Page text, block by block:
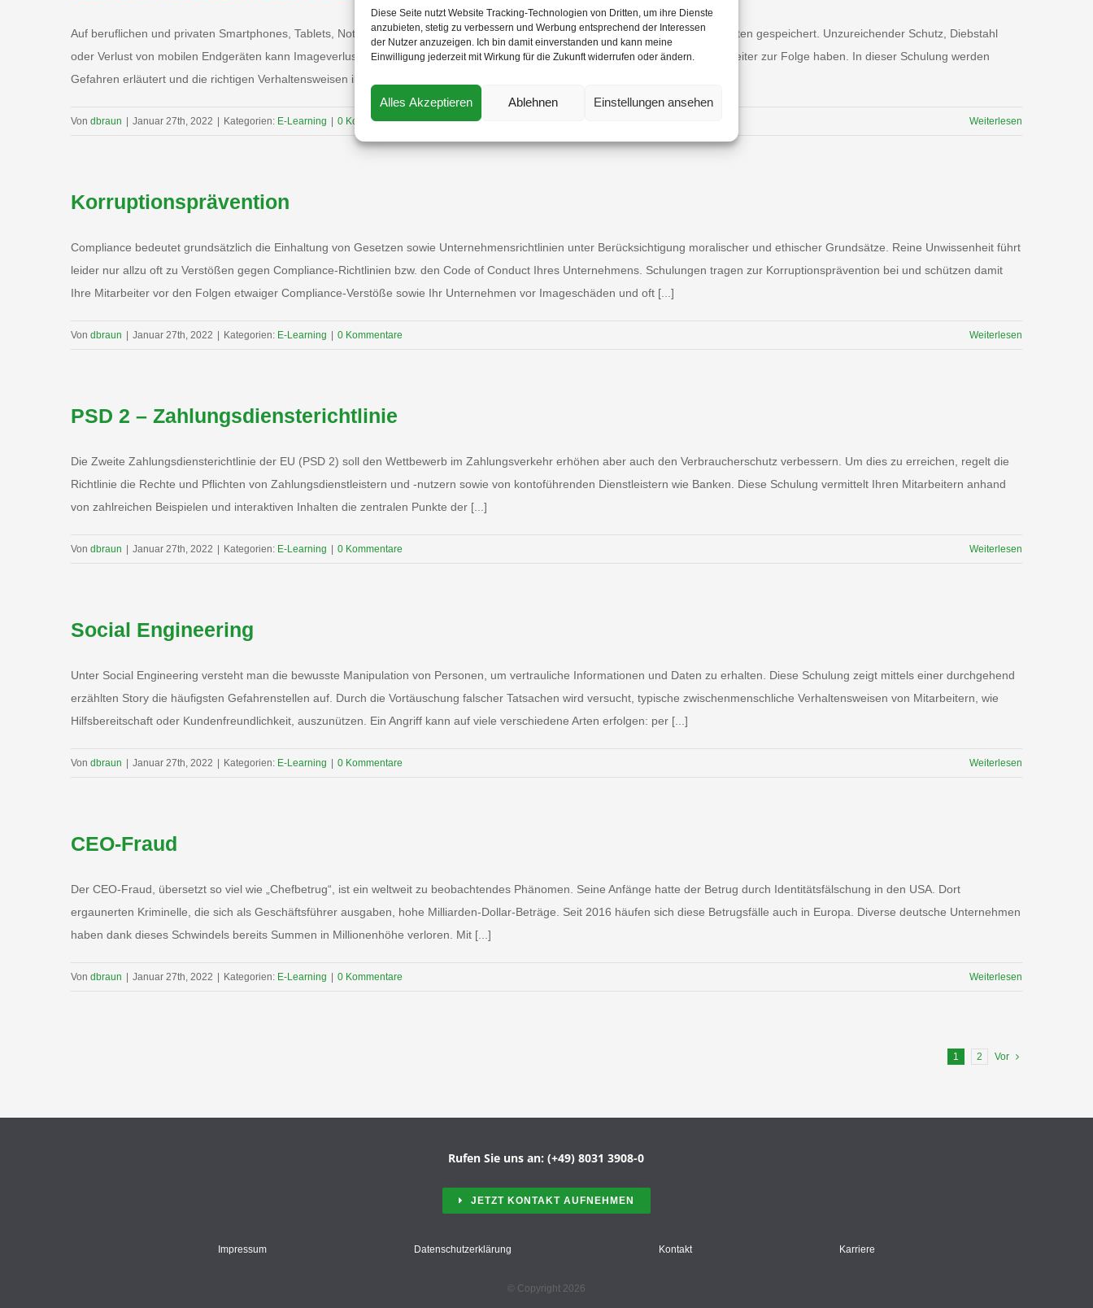
Diese Seite nutzt Website Tracking-Technologien von Dritten, um ihre Dienste
anzubieten, stetig zu verbessern und Werbung entsprechend der Interessen
der Nutzer anzuzeigen. Ich bin damit einverstanden und kann meine
Einwilligung jederzeit mit Wirkung für die Zukunft widerrufen oder ändern.
Alles Akzeptieren Ablehnen Einstellungen ansehen
Auf beruflichen und privaten Smartphones, Tablets, Notebooks etc. sind meist wichtige und sensible Informationen und Kundendaten gespeichert. Unzureichender Schutz, Diebstahl
oder Verlust von mobilen Endgeräten kann Imageverluste sowie gesetzliche Konsequenzen für Ihr Unternehmen oder Ihre Mitarbeiter zur Folge haben. In dieser Schulung werden
Gefahren erläutert und die richtigen Verhaltensweisen im Umgang mit portablen IT-Geräten trainiert. [...]
Von dbraun Januar 27th, 2022 Kategorien: E-Learning 0 Kommentare Weiterlesen
Korruptionsprävention
Compliance bedeutet grundsätzlich die Einhaltung von Gesetzen sowie Unternehmensrichtlinien unter Berücksichtigung moralischer und ethischer Grundsätze. Reine Unwissenheit führt
leider nur allzu oft zu Verstößen gegen Compliance-Richtlinien bzw. den Code of Conduct Ihres Unternehmens. Schulungen tragen zur Korruptionsprävention bei und schützen damit
Ihre Mitarbeiter vor den Folgen etwaiger Compliance-Verstöße sowie Ihr Unternehmen vor Imageschäden und oft [...]
Von dbraun Januar 27th, 2022 Kategorien: E-Learning 0 Kommentare Weiterlesen
PSD 2 – Zahlungsdiensterichtlinie
Die Zweite Zahlungsdiensterichtlinie der EU (PSD 2) soll den Wettbewerb im Zahlungsverkehr erhöhen aber auch den Verbraucherschutz verbessern. Um dies zu erreichen, regelt die
Richtlinie die Rechte und Pflichten von Zahlungsdienstleistern und -nutzern sowie von kontoführenden Dienstleistern wie Banken. Diese Schulung vermittelt Ihren Mitarbeitern anhand
von zahlreichen Beispielen und interaktiven Inhalten die zentralen Punkte der [...]
Von dbraun Januar 27th, 2022 Kategorien: E-Learning 0 Kommentare Weiterlesen
Social Engineering
Unter Social Engineering versteht man die bewusste Manipulation von Personen, um vertrauliche Informationen und Daten zu erhalten. Diese Schulung zeigt mittels einer durchgehend
erzählten Story die häufigsten Gefahrenstellen auf. Durch die Vortäuschung falscher Tatsachen wird versucht, typische zwischenmenschliche Verhaltensweisen von Mitarbeitern, wie
Hilfsbereitschaft oder Kundenfreundlichkeit, auszunützen. Ein Angriff kann auf viele verschiedene Arten erfolgen: per [...]
Von dbraun Januar 27th, 2022 Kategorien: E-Learning 0 Kommentare Weiterlesen
CEO-Fraud
Der CEO-Fraud, übersetzt so viel wie „Chefbetrug“, ist ein weltweit zu beobachtendes Phänomen. Seine Anfänge hatte der Betrug durch Identitätsfälschung in den USA. Dort
ergaunerten Kriminelle, die sich als Geschäftsführer ausgaben, hohe Milliarden-Dollar-Beträge. Seit 2016 häufen sich diese Betrugsfälle auch in Europa. Diverse deutsche Unternehmen
haben dank dieses Schwindels bereits Summen in Millionenhöhe verloren. Mit [...]
Von dbraun Januar 27th, 2022 Kategorien: E-Learning 0 Kommentare Weiterlesen
1 2 Vor
Rufen Sie uns an: (+49) 8031 3908-0
JETZT KONTAKT AUFNEHMEN
Impressum Datenschutzerklärung Kontakt Karriere
© Copyright 2026